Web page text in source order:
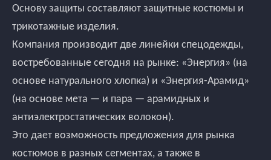
Основу защиты составляют защитные костюмы и
трикотажные изделия.
Компания производит две линейки спецодежды,
востребованные сегодня на рынке: «Энергия» (на
основе натурального хлопка) и «Энергия-Арамид»
(на основе мета — и пара — арамидных и
антиэлектростатических волокон).
Это дает возможность предложения для рынка
костюмов в разных сегментах, а также в